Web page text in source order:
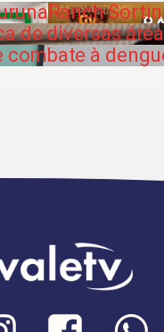
Ranch
de diversas
combate à